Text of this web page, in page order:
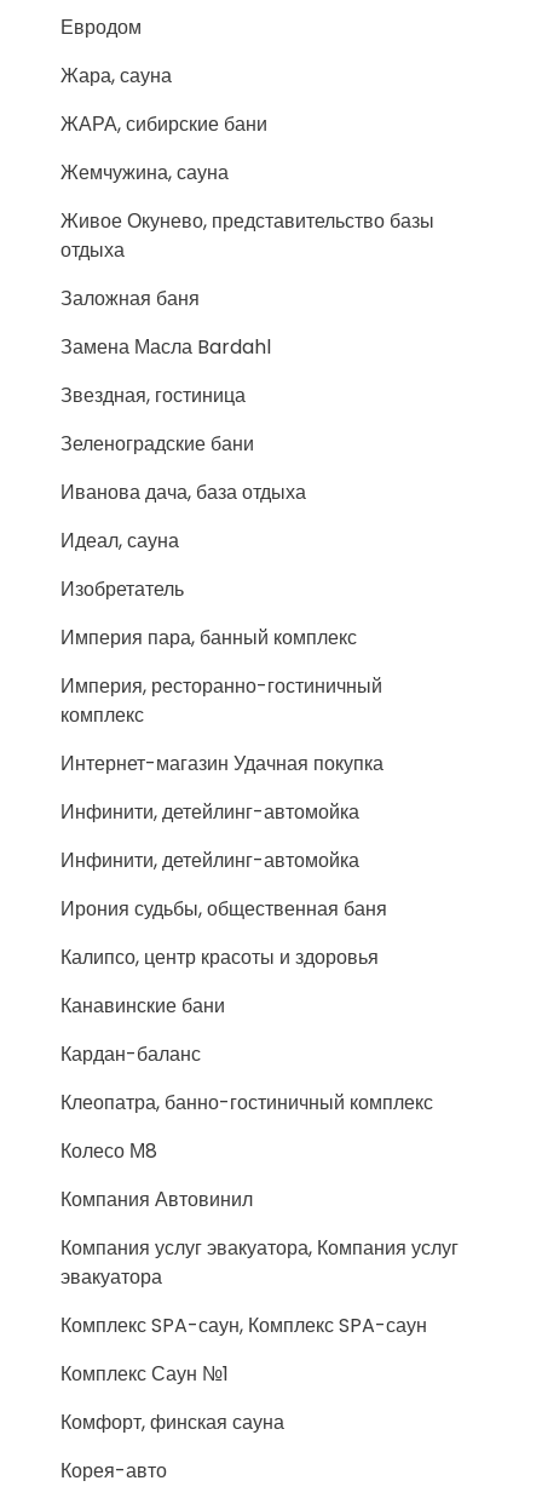
Евродом
Жара, сауна
ЖАРА, сибирские бани
Жемчужина, сауна
Живое Окунево, представительство базы
отдыха
Заложная баня
Замена Масла Bardahl
Звездная, гостиница
Зеленоградские бани
Иванова дача, база отдыха
Идеал, сауна
Изобретатель
Империя пара, банный комплекс
Империя, ресторанно-гостиничный
комплекс
Интернет-магазин Удачная покупка
Инфинити, детейлинг-автомойка
Инфинити, детейлинг-автомойка
Ирония судьбы, общественная баня
Калипсо, центр красоты и здоровья
Канавинские бани
Кардан-баланс
Клеопатра, банно-гостиничный комплекс
Колесо М8
Компания Автовинил
Компания услуг эвакуатора, Компания услуг
эвакуатора
Комплекс SPA-саун, Комплекс SPA-саун
Комплекс Саун №1
Комфорт, финская сауна
Корея-авто